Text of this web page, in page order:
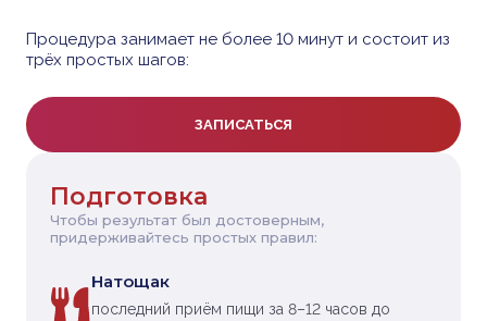
Процедура занимает не более 10 минут и состоит из
трёх простых шагов:
ЗАПИСАТЬСЯ
Подготовка
Чтобы результат был достоверным,
придерживайтесь простых правил:
Натощак
последний приём пищи за 8–12 часов до